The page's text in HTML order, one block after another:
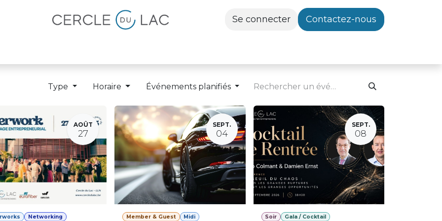
Se connecter Contactez-nous
Type Horaire Événements planifiés
AOÛT
27
Networking
SEPT.
04
Member & Guest
Midi
SEPT.
08
Soir Gala / Cocktail